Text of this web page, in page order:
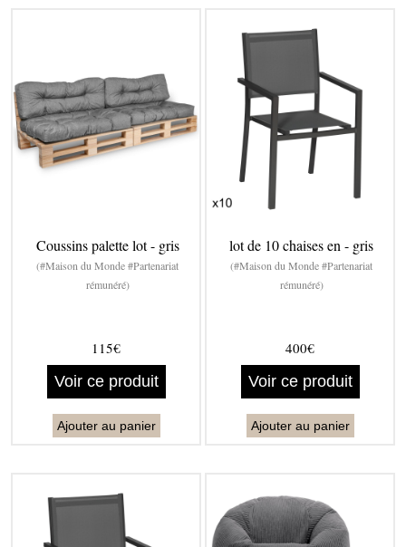
Coussins palette lot - gris
(#Maison du Monde #Partenariat
rémunéré)
115€
Voir ce produit
Ajouter au panier
lot de 10 chaises en - gris
(#Maison du Monde #Partenariat
rémunéré)
400€
Voir ce produit
Ajouter au panier